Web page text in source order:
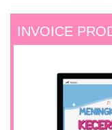
INVOICE